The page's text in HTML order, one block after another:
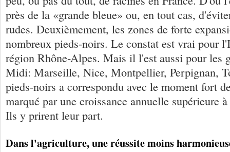
près de la «grande bleue» ou, en tout cas,
rudes. Deuxièmement, les zones de forte
nombreux pieds-noirs. Le constat est vrai pour
région Rhône-Alpes. Mais il l'est aussi pour les
Midi: Marseille, Nice, Montpellier, Perpignan,
pieds-noirs a correspondu avec le moment fort
marqué par une croissance annuelle supérieure
Ils y prirent leur part.
Dans l'agriculture, une réussite moins